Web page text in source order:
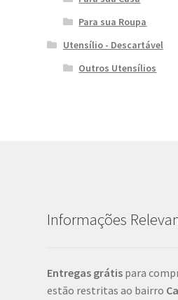
Para sua Roupa
Utensílio - Descartável
Outros Utensílios
Informações
Entregas grátis para
estão restritas ao bairro